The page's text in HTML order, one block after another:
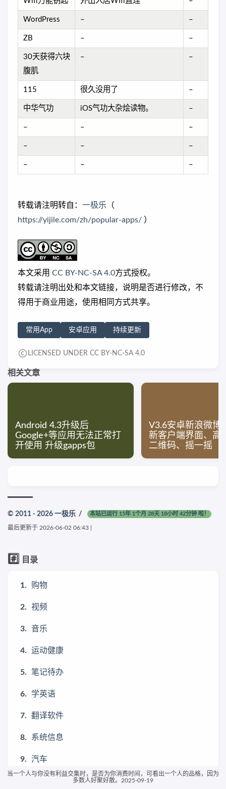
#️⃣ 目录
购物
视频
音乐
运动健康
笔记待办
学英语
翻译软件
系统信息
汽车
WordPress – –
ZB – –
30天获得六块
腹肌
– –
115 很久没用了 –
中华气功 iOS气功大杂烩读物。 –
– – –
– – –
– – –
转载请注明转自： 一极乐 （
https://yijile.com/zh/popular-apps/ ）
本文采用 CC BY-NC-SA 4.0方式授权。
转载请注明出处和本文链接，说明是否进行修改，不
得用于商业用途，使用相同方式共享。
常用App 安卓应用 持续更新
LICENSED UNDER CC BY-NC-SA 4.0
相关文章
Android 4.3升级后
Google+等应用无法正常打
开使用 升级gapps包
V3.6安卓新浪微博
新客户端界面、高
二维码、摇一摇
© 2011 - 2026 一极乐 / 本站已运行 15年 1个月 28天 18小时 42分钟 啦！
最后更新于 2026-06-02 06:43
当一个人与你没有利益交集时，是否为你消费时间，可看出一个人的品格，因为
多数人好聚好散。2025-09-19